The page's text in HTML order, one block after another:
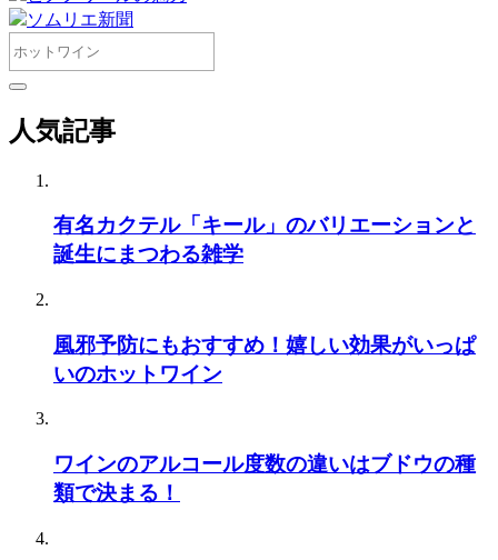
ソムリエ新聞
人気記事
有名カクテル「キール」のバリエーションと
誕生にまつわる雑学
風邪予防にもおすすめ！嬉しい効果がいっぱ
いのホットワイン
ワインのアルコール度数の違いはブドウの種
類で決まる！